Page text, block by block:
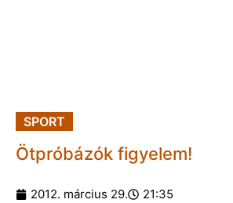
SPORT
Ötpróbázók figyelem!
2012. március 29. 21:35